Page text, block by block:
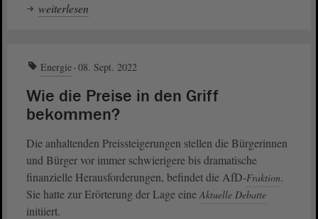
weiterlesen
Energie 08. Sept. 2022
Wie die Preise in den Griff
bekommen?
Die anhaltenden Preissteigerungen stellen die Bürgerinnen
und Bürger vor immer schwierigere bis dramatische
finanzielle Herausforderungen, befindet die AfD-Fraktion.
Sie hatte zur Erörterung der Lage eine Aktuelle Debatte
initiiert.